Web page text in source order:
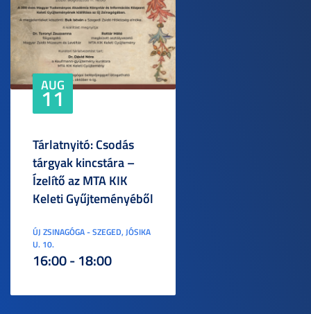
AUG
11
Tárlatnyitó: Csodás
tárgyak kincstára –
Ízelítő az MTA KIK
Keleti Gyűjteményéből
ÚJ ZSINAGÓGA - SZEGED, JÓSIKA
U. 10.
16:00 - 18:00